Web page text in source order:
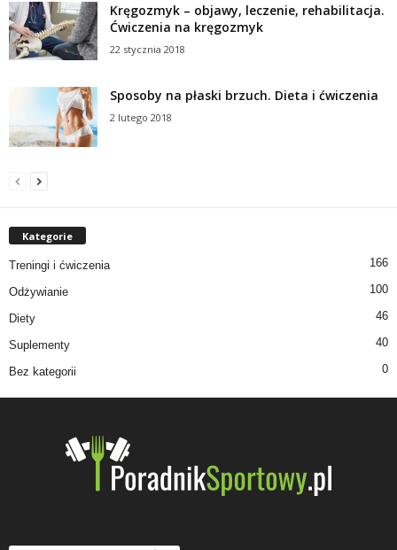
Kręgozmyk – objawy, leczenie, rehabilitacja.
Ćwiczenia na kręgozmyk
22 stycznia 2018
Sposoby na płaski brzuch. Dieta i ćwiczenia
2 lutego 2018
Kategorie
Treningi i ćwiczenia 166
Odżywianie 100
Diety 46
Suplementy 40
Bez kategorii 0